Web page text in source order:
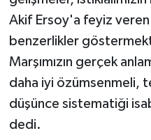
Akif Ersoy'a feyiz
benzerlikler
Marşımızın gerçek
daha iyi özümsenmeli,
düşünce sistematiği
dedi.